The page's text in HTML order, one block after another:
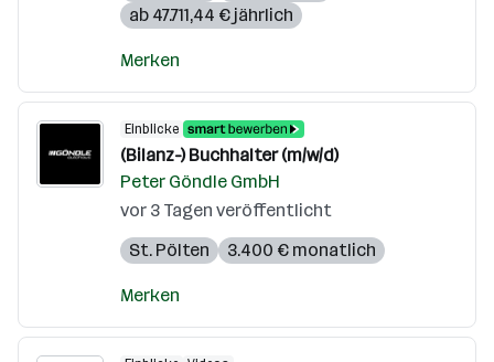
ab 47.711,44 € jährlich
Merken
Einblicke
(Bilanz-) Buchhalter (m/w/d)
Peter Göndle GmbH
vor 3 Tagen veröffentlicht
St. Pölten
3.400 € monatlich
Merken